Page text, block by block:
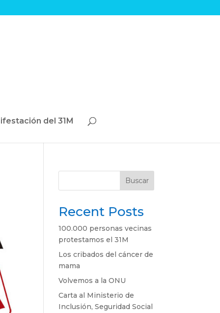
del 31M
Buscar
Recent Posts
100.000 personas vecinas
protestamos el 31M
Los cribados del cáncer de
mama
Volvemos a la ONU
Carta al Ministerio de
Inclusión, Seguridad Social